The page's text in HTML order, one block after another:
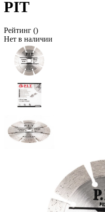
PIT
Рейтинг ()
Нет в наличии